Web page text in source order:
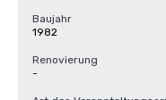
Baujahr
1982
Renovierung
-